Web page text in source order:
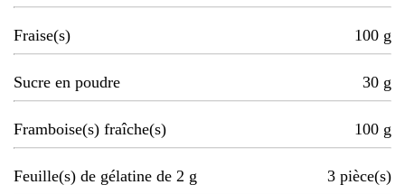
Fraise(s) 100 g
Sucre en poudre 30 g
Framboise(s) fraîche(s) 100 g
Feuille(s) de gélatine de 2 g 3 pièce(s)